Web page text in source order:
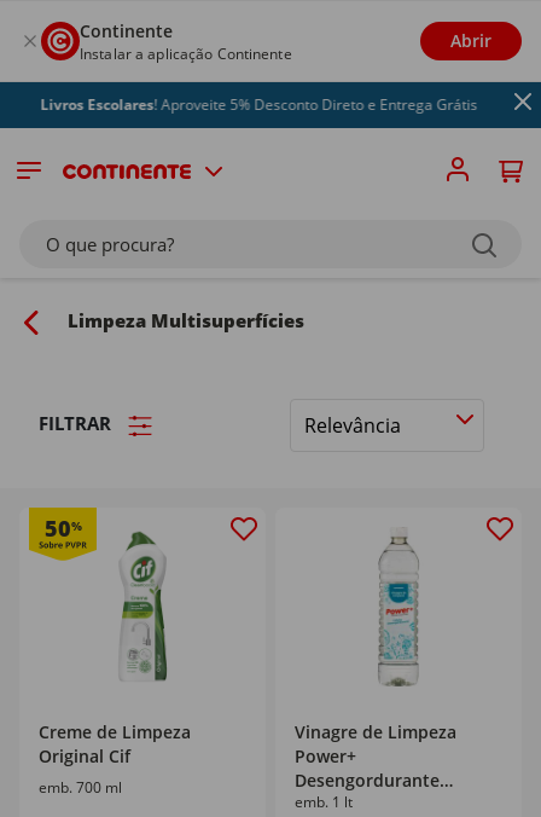
Continente
Instalar a aplicação Continente
Abrir
Escolares! Aproveite 5% Desconto Direto e Entrega Grátis
O que procura?
Limpeza Multisuperfícies
FILTRAR
Ordenar
50%
Creme de Limpeza
Original Cif
emb. 700 ml
Vinagre de Limpeza
Power+
Desengordurante
Continente
emb. 1 lt